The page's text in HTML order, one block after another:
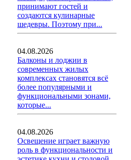
принимают гостей и
создаются кулинарные
шедевры. Поэтому при...
04.08.2026
Балконы и лоджии в
современных жилых
комплексах становятся всё
более популярными и
функциональными зонами,
которые...
04.08.2026
Освещение играет важную
роль в функциональности и